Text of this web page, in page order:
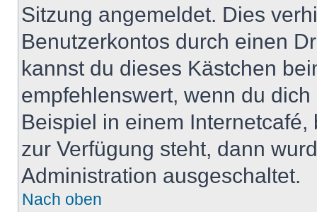
Sitzung angemeldet. Dies
Benutzerkontos durch einen
kannst du dieses Kästchen
empfehlenswert, wenn du
Beispiel in einem
zur Verfügung steht, dann
Administration ausgeschaltet.
Nach oben